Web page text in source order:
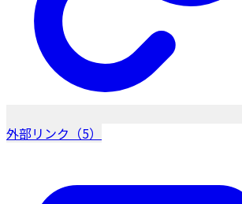
外部リンク（5）